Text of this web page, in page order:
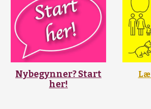
Nybegynner? Start
her!